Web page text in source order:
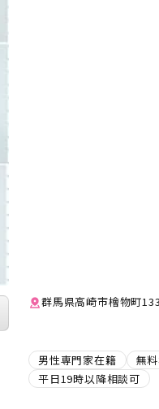
群馬県高崎市檜物町
男性専門家在籍 無
平日19時以降相談可